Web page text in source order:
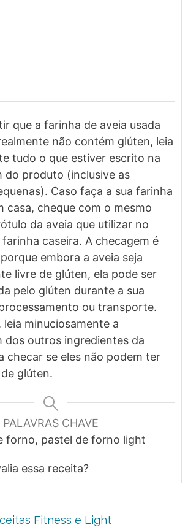
que a farinha de aveia usada
não contém glúten, leia
tudo o que estiver escrito na
do produto (inclusive as
Caso faça a sua farinha
casa, cheque com o mesmo
da aveia que utilizar no
caseira. A checagem é
embora a aveia seja
livre de glúten, ela pode ser
pelo glúten durante a sua
ou transporte.
leia minuciosamente a
dos outros ingredientes da
checar se eles não podem ter
glúten.
PALAVRAS CHAVE
forno, pastel de forno light
essa receita?
Fitness e Light